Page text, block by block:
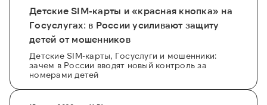
Детские SIM-карты и «красная кнопка» на
Госуслугах: в России усиливают защиту
детей от мошенников
Детские SIM-карты, Госуслуги и мошенники:
зачем в России вводят новый контроль за
номерами детей